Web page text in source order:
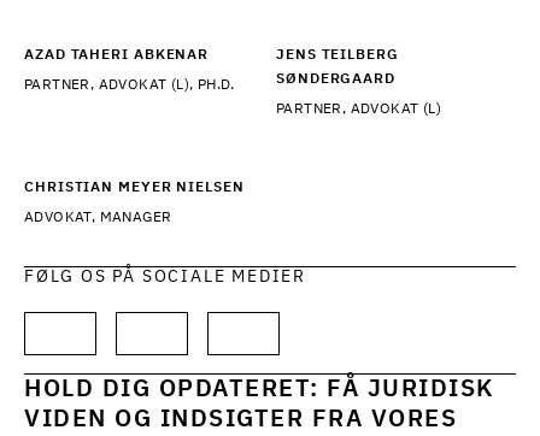
AZAD TAHERI ABKENAR
PARTNER, ADVOKAT (L), PH.D.
JENS TEILBERG
SØNDERGAARD
PARTNER, ADVOKAT (L)
CHRISTIAN MEYER NIELSEN
ADVOKAT, MANAGER
FØLG OS PÅ SOCIALE MEDIER
HOLD DIG OPDATERET: FÅ JURIDISK
VIDEN OG INDSIGTER FRA VORES